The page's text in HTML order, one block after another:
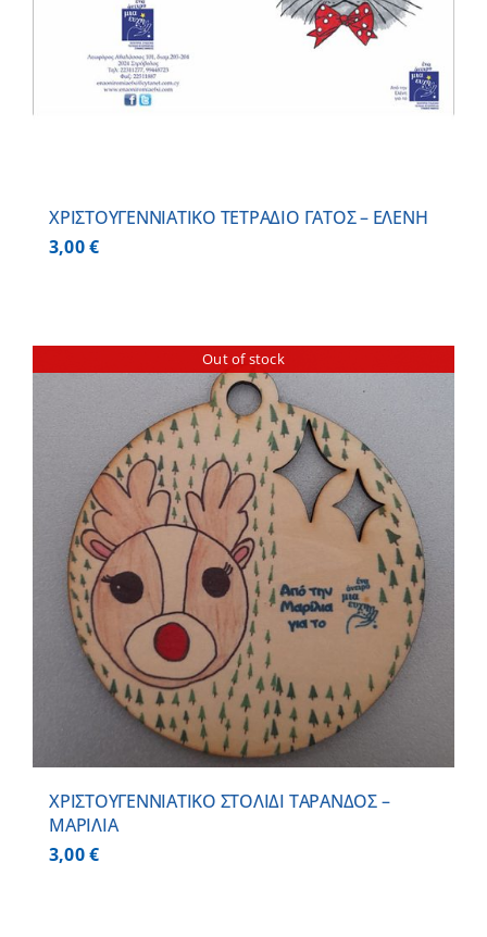
ΧΡΙΣΤΟΥΓΕΝΝΙΑΤΙΚΟ ΤΕΤΡΑΔΙΟ ΓΑΤΟΣ – ΕΛΕΝΗ
3,00€
Out of stock
ΧΡΙΣΤΟΥΓΕΝΝΙΑΤΙΚΟ ΣΤΟΛΙΔΙ ΤΑΡΑΝΔΟΣ –
ΜΑΡΙΛΙΑ
3,00€